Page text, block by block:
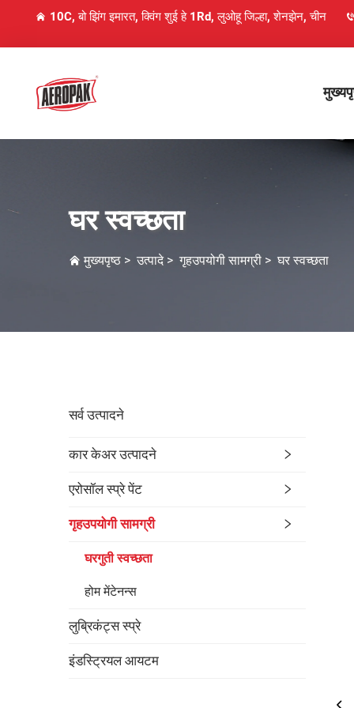
10C, बो झिंग इमारत, क्विंग शुई हे 1Rd, लुओहू जिल्हा, शेनझेन, चीन
घर स्वच्छता
मुख्यपृष्ठ > उत्पादे > गृहउपयोगी सामग्री > घर स्वच्छता
सर्व उत्पादने
कार केअर उत्पादने
एरोसॉल स्प्रे पेंट
गृहउपयोगी सामग्री
घरगुती स्वच्छता
होम मेंटेनन्स
लुब्रिकंट्स स्प्रे
इंडस्ट्रियल आयटम